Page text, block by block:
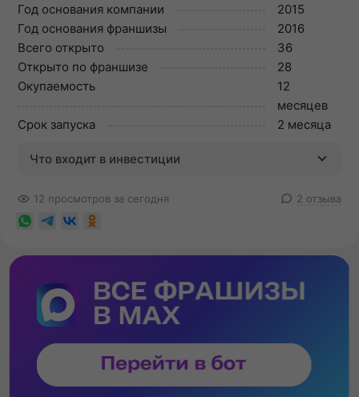
Год основания компании
2015
Год основания франшизы
2016
Всего открыто
36
Открыто по франшизе
28
Окупаемость
12
месяцев
Срок запуска
2 месяца
Что входит в инвестиции
12 просмотров за сегодня 2 отзыва